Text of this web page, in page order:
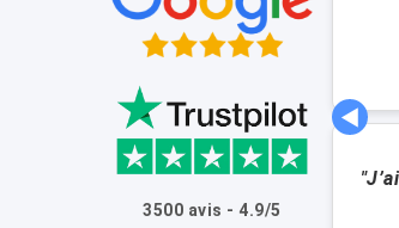
3500 avis - 4.9/5
◀